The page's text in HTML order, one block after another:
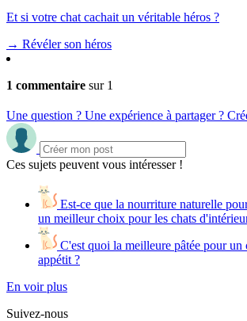
Et si votre chat cachait un véritable héros ?
→ Révéler son héros
1 commentaire sur 1
Une question ? Une expérience à partager ?
Ces sujets peuvent vous intéresser !
Est-ce que la nourriture naturelle
un meilleur choix pour les chats
C'est quoi la meilleure pâtée pour un
appétit ?
En voir plus
Suivez-nous